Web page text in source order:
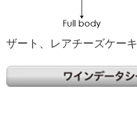
ザート、レアチーズケーキ